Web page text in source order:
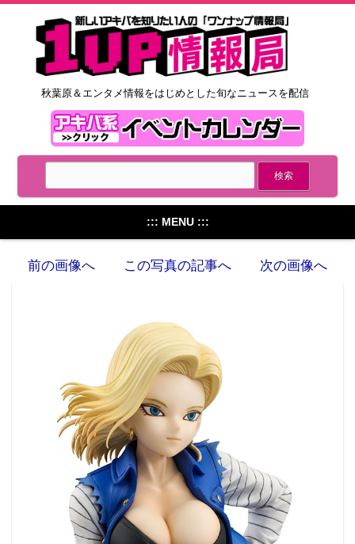
秋葉原＆エンタメ情報をはじめとした旬なニュースを配信
::: MENU :::
前の画像へ この写真の記事へ 次の画像へ